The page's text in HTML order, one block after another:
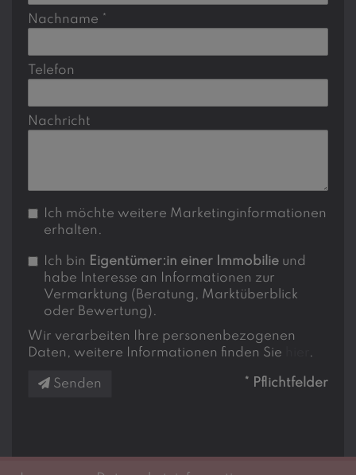
Nachname
Telefon
Nachricht
Ich möchte weitere Marketinginformationen
erhalten.
Ich bin Eigentümer:in einer Immobilie und
habe Interesse an Informationen zur
Vermarktung (Beratung, Marktüberblick
oder Bewertung).
Wir verarbeiten Ihre personenbezogenen
Daten, weitere Informationen finden Sie
.
Senden * Pflichtfelder